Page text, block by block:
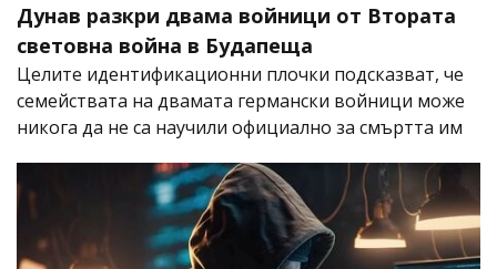
Дунав разкри двама войници от Втората
световна война в Будапеща
Целите идентификационни плочки подсказват, че
семействата на двамата германски войници може
никога да не са научили официално за смъртта им